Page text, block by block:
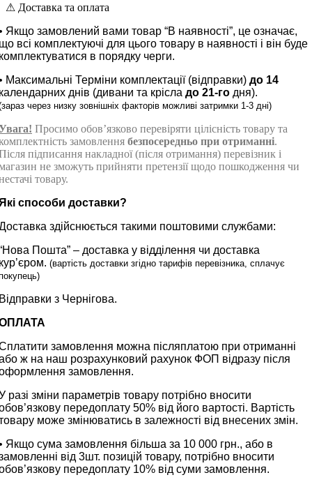
⚠︎ Доставка та оплата
Якщо замовлений вами товар “В наявності”, це означає,
всі комплектуючі для цього товару в наявності і він буде
в порядку черги.
Максимальні Терміни комплектації (відправки) до 14
днів (дивани та крісла до 21-го дня).
через низку зовнішніх факторів можливі затримки 1-3 дні)
Просимо обов’язково перевіряти цілісність товару та
замовлення безпосередньо при отриманні.
підписання накладної (після отримання) перевізник і
не зможуть прийняти претензіїщодо пошкодження чи
товару.
способи доставки?
здійснюється такими поштовими службами:
Пошта” – доставка у відділення чи доставка
(вартість доставки згідно тарифів перевізника, сплачує
з Чернігова.
замовлення можна післяплатою при отриманні
ж на наш розрахунковий рахунок ФОП відразу після
замовлення.
разі зміни параметрів товару потрібно вносити
передоплату 50% від його вартості. Вартість
може змінюватись в залежності від внесених змін.
Якщо сума замовлення більша за 10 000 грн., або в
від 3шт. позицій товару, потрібно вносити
передоплату 10% від суми замовлення.